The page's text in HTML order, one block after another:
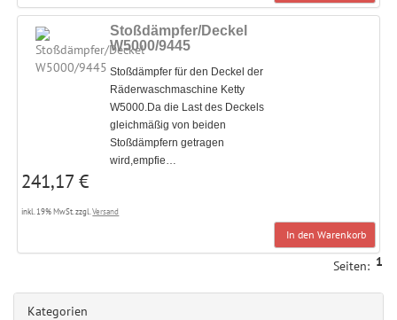
Stoßdämpfer/Deckel
W5000/9445
Stoßdämpfer für den Deckel der
Räderwaschmaschine Ketty
W5000.Da die Last des Deckels
gleichmäßig von beiden
Stoßdämpfern getragen
wird,empfie…
241,17 €
inkl. 19% MwSt. zzgl.Versand
In den Warenkorb
1
Seiten:
Kategorien